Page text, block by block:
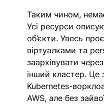
Таким чином,
Усі ресурси
об’єкти. Увесь
віртуалками та
заархівувати
інший кластер.
Kubernetes-
AWS, але без